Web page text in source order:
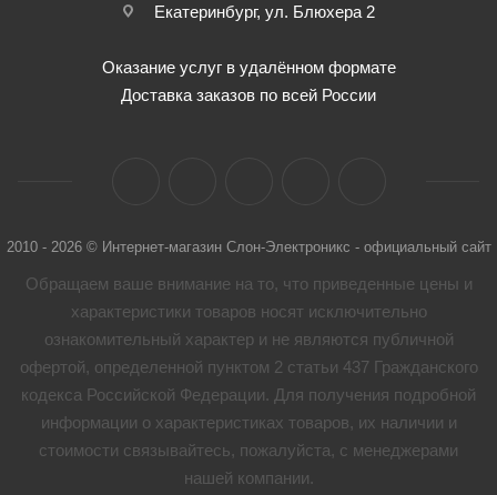
Екатеринбург, ул. Блюхера 2
Оказание услуг в удалённом формате
Доставка заказов по всей России
2010 - 2026 © Интернет-магазин Слон-Электроникс - официальный сайт
Обращаем ваше внимание на то, что приведенные цены и
характеристики товaров носят исключительно
ознакомительный характер и не являются публичной
офертой, определенной пунктом 2 статьи 437 Гражданского
кодекса Российской Федерации. Для получения подробной
информации о характеристиках товaров, их наличии и
стоимости связывайтесь, пожалуйста, с менеджерами
нашей компании.